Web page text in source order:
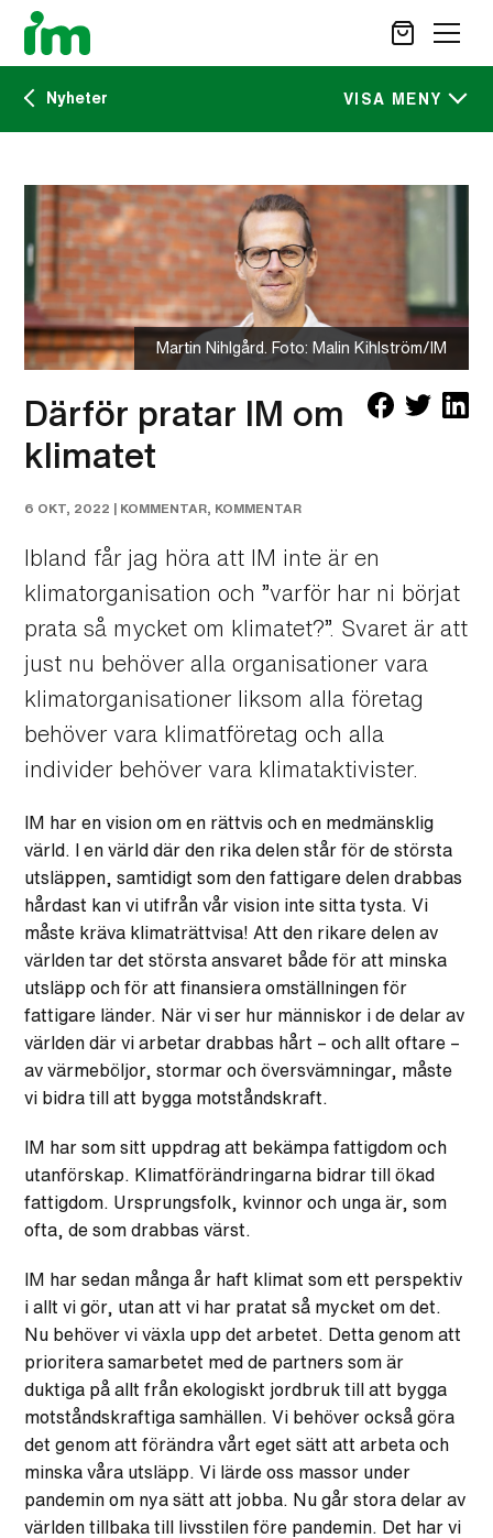
OM IM
CAREER SITE
VAD VI GÖR
VAD DU KAN GÖRA
AKTUELLT
SÖK
Nyheter VISA MENY
IM:s tidskrift
Nyheter
Martin Nihlgård. Foto: Malin Kihlström/IM
Därför pratar IM om
klimatet
6 OKT, 2022 | KOMMENTAR, KOMMENTAR
Ibland får jag höra att IM inte är en
klimatorganisation och ”varför har ni börjat
prata så mycket om klimatet?”. Svaret är att
just nu behöver alla organisationer vara
klimatorganisationer liksom alla företag
behöver vara klimatföretag och alla
individer behöver vara klimataktivister.
IM har en vision om en rättvis och en medmänsklig
värld. I en värld där den rika delen står för de största
utsläppen, samtidigt som den fattigare delen drabbas
hårdast kan vi utifrån vår vision inte sitta tysta. Vi
måste kräva klimaträttvisa! Att den rikare delen av
världen tar det största ansvaret både för att minska
utsläpp och för att finansiera omställningen för
fattigare länder. När vi ser hur människor i de delar av
världen där vi arbetar drabbas hårt – och allt oftare –
av värmeböljor, stormar och översvämningar, måste
vi bidra till att bygga motståndskraft.
IM har som sitt uppdrag att bekämpa fattigdom och
utanförskap. Klimatförändringarna bidrar till ökad
fattigdom. Ursprungsfolk, kvinnor och unga är, som
ofta, de som drabbas värst.
IM har sedan många år haft klimat som ett perspektiv
i allt vi gör, utan att vi har pratat så mycket om det.
Nu behöver vi växla upp det arbetet. Detta genom att
prioritera samarbetet med de partners som är
duktiga på allt från ekologiskt jordbruk till att bygga
motståndskraftiga samhällen. Vi behöver också göra
det genom att förändra vårt eget sätt att arbeta och
minska våra utsläpp. Vi lärde oss massor under
pandemin om nya sätt att jobba. Nu går stora delar av
världen tillbaka till livsstilen före pandemin. Det har vi